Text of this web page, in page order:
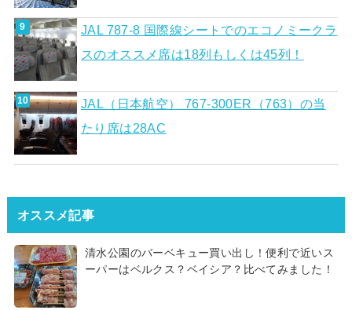
JAL 787-8 国際線シートでのエコノミークラ
スのオススメ席は18列もしくは45列！
JAL（日本航空） 767-300ER（763）の当
たり席は28AC
オススメ記事
清水公園のバーベキュー買い出し！便利で近いス
ーパーはベルクス？ベイシア？比べてみました！